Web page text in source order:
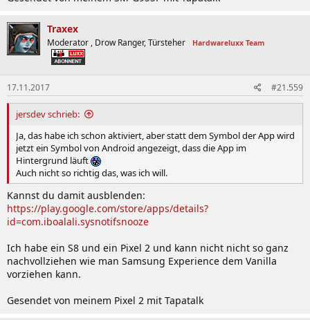
Traxex
Moderator , Drow Ranger, Türsteher Hardwareluxx Team
17.11.2017 #21.559
jersdev schrieb:
Ja, das habe ich schon aktiviert, aber statt dem Symbol der App wird
jetzt ein Symbol von Android angezeigt, dass die App im
Hintergrund läuft
Auch nicht so richtig das, was ich will.
Kannst du damit ausblenden:
https://play.google.com/store/apps/details?
id=com.iboalali.sysnotifsnooze
Ich habe ein S8 und ein Pixel 2 und kann nicht nicht so ganz
nachvollziehen wie man Samsung Experience dem Vanilla
vorziehen kann.
Gesendet von meinem Pixel 2 mit Tapatalk